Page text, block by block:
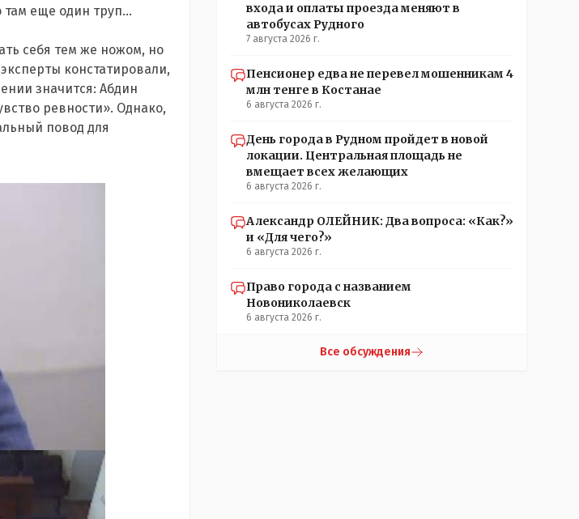
еще один труп...
себя тем же ножом, но
констатировали,
значится: Абдин
ревности». Однако,
повод для
входа и оплаты проезда меняют в
автобусах Рудного
7 августа 2026 г.
Пенсионер едва не перевел мошенникам 4
млн тенге в Костанае
6 августа 2026 г.
День города в Рудном пройдет в новой
локации. Центральная площадь не
вмещает всех желающих
6 августа 2026 г.
Александр ОЛЕЙНИК: Два вопроса: «Как?»
и «Для чего?»
6 августа 2026 г.
Право города с названием
Новониколаевск
6 августа 2026 г.
Все обсуждения